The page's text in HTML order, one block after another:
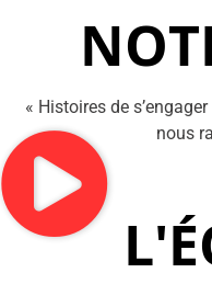
« Histoires de
nous